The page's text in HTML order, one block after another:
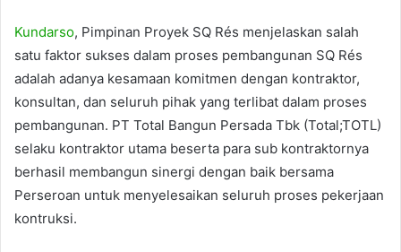
Kundarso, Pimpinan Proyek SQ Rés menjelaskan salah
satu faktor sukses dalam proses pembangunan SQ Rés
adalah adanya kesamaan komitmen dengan kontraktor,
konsultan, dan seluruh pihak yang terlibat dalam proses
pembangunan. PT Total Bangun Persada Tbk (Total;TOTL)
selaku kontraktor utama beserta para sub kontraktornya
berhasil membangun sinergi dengan baik bersama
Perseroan untuk menyelesaikan seluruh proses pekerjaan
kontruksi.